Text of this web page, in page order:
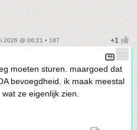
2026 @ 06:21 • 187
moeten sturen. maargoed dat
bevoegdheid. ik maak meestal
ze eigenlijk zien.